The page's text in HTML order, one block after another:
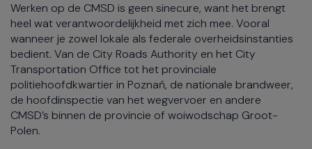
Werken op de CMSD is geen sinecure, want het brengt
heel wat verantwoordelijkheid met zich mee. Vooral
wanneer je zowel lokale als federale overheidsinstanties
bedient. Van de City Roads Authority en het City
Transportation Office tot het provinciale
politiehoofdkwartier in Poznań, de nationale brandweer,
de hoofdinspectie van het wegvervoer en andere
CMSD’s binnen de provincie of woiwodschap Groot-
Polen.